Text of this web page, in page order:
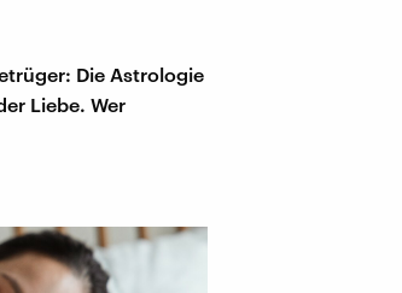
Die Astrologie
Liebe. Wer